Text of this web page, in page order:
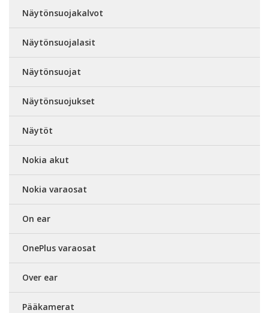
Näytönsuojakalvot
Näytönsuojalasit
Näytönsuojat
Näytönsuojukset
Näytöt
Nokia akut
Nokia varaosat
On ear
OnePlus varaosat
Over ear
Pääkamerat